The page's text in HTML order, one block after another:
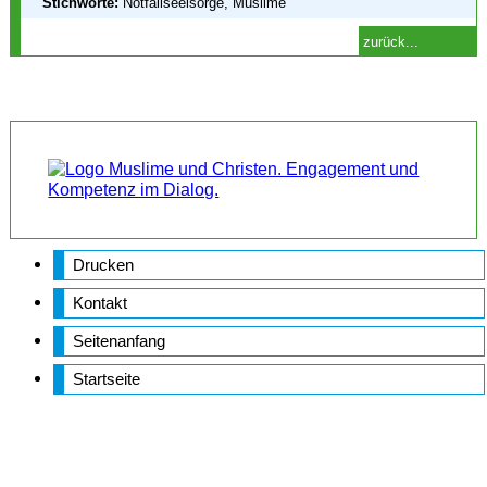
zurück...
Drucken
Kontakt
Seitenanfang
Startseite